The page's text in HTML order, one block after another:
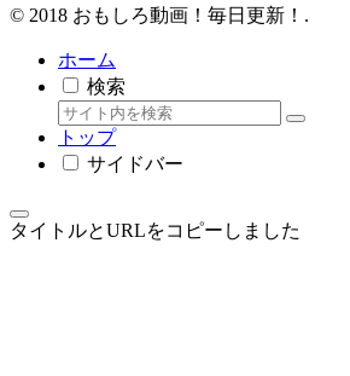
© 2018 おもしろ動画！毎日更新！.
ホーム
検索
トップ
サイドバー
タイトルとURLをコピーしました